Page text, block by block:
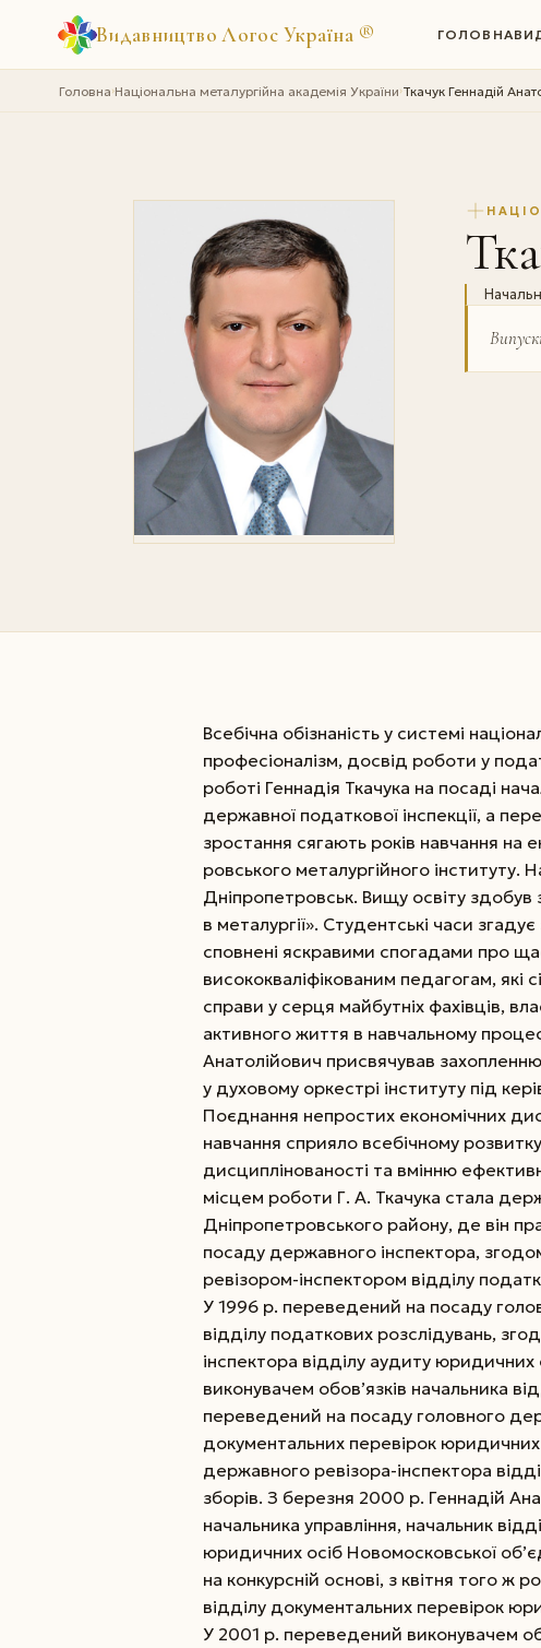
Видавництво Логос Україна ® ГОЛОВНА
Головна›Національна металургійна академія України›Ткачук Геннадій
Всебічна обізнаність у системі
професіоналізм, досвід роботи у
роботі Геннадія Ткачука на посаді
державної податкової інспекції, а
зростання сягають років навчання на
ровського металургійного інституту.
Дніпропетровськ. Вищу освіту здобув
в металургії». Студентські часи
сповнені яскравими спогадами про
висококваліфікованим педагогам, які
справи у серця майбутніх фахівців,
активного життя в навчальному
Анатолійович присвячував
у духовому оркестрі інституту під
Поєднання непростих економічних
навчання сприяло всебічному
дисциплінованості та вмінню
місцем роботи Г. А. Ткачука стала
Дніпропетров­сь­кого району, де він
посаду державного інспектора,
ревізором-інспектором від­ділу
У 1996 р. переведений на посаду
відділу податкових розслідувань,
інспектора від­ділу аудиту юридичних
виконувачем обов’язків начальника
переведений на посаду головного
документальних перевірок
державного ревізора-інспектора
зборів. З березня 2000 р. Геннадій
начальника управління, начальник
юридичних осіб Новомосковської
на конкурсній основі, з квітня того ж
відділу документальних перевірок
У 2001 р. переведений виконувачем